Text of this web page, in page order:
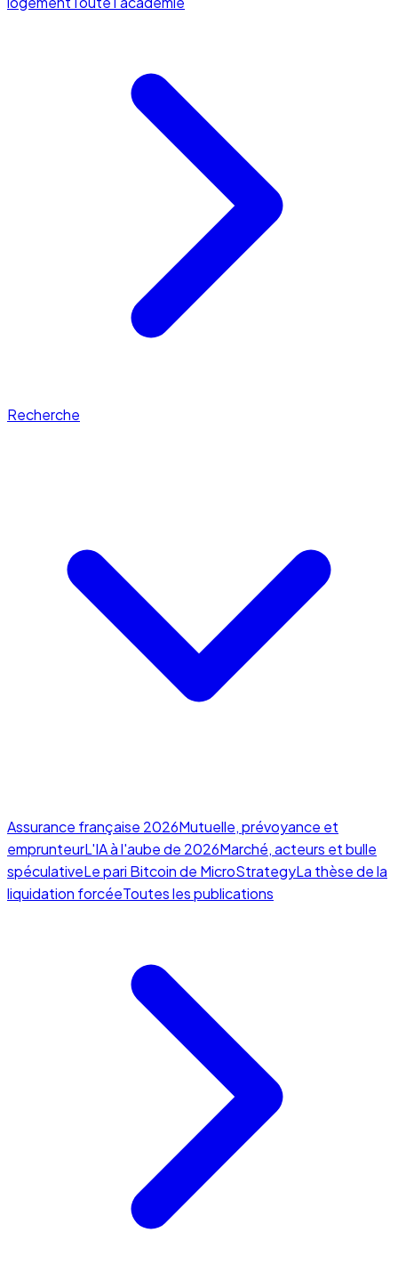
Recherche
Assurance française 2026Mutuelle, prévoyance et
emprunteurL'IA à l'aube de 2026Marché, acteurs et bulle
spéculativeLe pari Bitcoin de MicroStrategyLa thèse de la
liquidation forcéeToutes les publications